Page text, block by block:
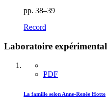
pp. 38–39
Record
Laboratoire expérimental
PDF
La famille selon Anne-Renée Hotte